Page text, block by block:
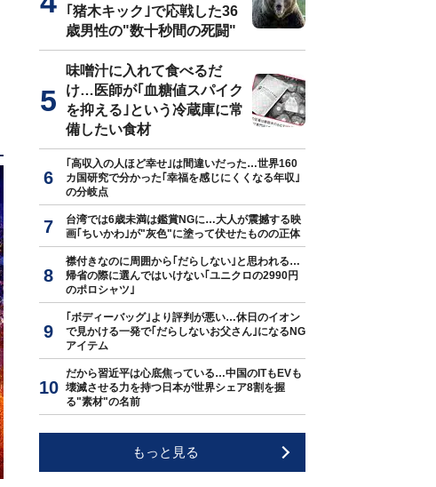
｢猪木キック｣で応戦した36
歳男性の"数十秒間の死闘"
味噌汁に入れて食べるだ
け…医師が｢血糖値スパイク
を抑える｣という冷蔵庫に常
備したい食材
｢高収入の人ほど幸せ｣は間違いだった…世界160
カ国研究で分かった｢幸福を感じにくくなる年収｣
の分岐点
台湾では6歳未満は鑑賞NGに…大人が震撼する映
画｢ちいかわ｣が"灰色"に塗って伏せたものの正体
襟付きなのに周囲から｢だらしない｣と思われる…
帰省の際に選んではいけない｢ユニクロの2990円
のポロシャツ｣
｢ボディーバッグ｣より評判が悪い…休日のイオン
で見かける一発で｢だらしないお父さん｣になるNG
アイテム
だから習近平は心底焦っている…中国のITもEVも
壊滅させる力を持つ日本が世界シェア8割を握
る"素材"の名前
もっと見る